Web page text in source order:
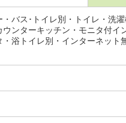
バス･トイレ別・トイレ・洗
ンターキッチン・モニタ付イ
浴トイレ別・インターネット